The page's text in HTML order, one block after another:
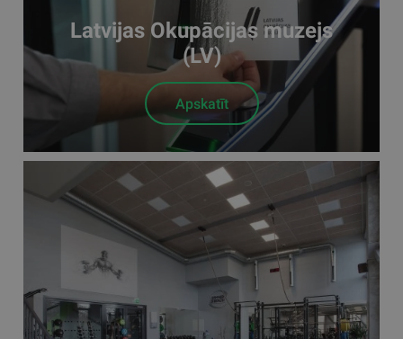
Latvijas Okupācijas muzejs
(LV)
Apskatīt